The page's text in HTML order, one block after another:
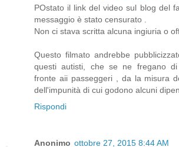
POstato il link del video sul blog del
messaggio è stato censurato .
Non ci stava scritta alcuna ingiuria o
Questo filmato andrebbe
questi autisti, che se ne fregano
fronte aii passeggeri , da la misura
dell'impunità di cui godono alcuni
Rispondi
Anonimo ottobre 27, 2015 8:44 AM